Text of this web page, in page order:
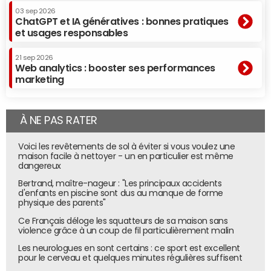
transactionnelles vérifiées, capacité à affiner la diffusion
sur des populations où la lifetime value est connue et
travaillée en amont, le
choix l'année prochaine, probablement actionnée par les
deux points évoqués précédemment. Il faut toutefois que
les parties prenantes réussissent à se mettre d'accord
d'homogénéisation et d'harmonisation de la lecture de la
Laurent Nicolas (Implict) : la fin du tout
data
03 sep 2026
ChatGPT et IA génératives : bonnes pratiques
et usages responsables
21 sep 2026
Web analytics : booster ses performances
marketing
À NE PAS RATER
Voici les revêtements de sol à éviter si vous voulez une
maison facile à nettoyer - un en particulier est même
dangereux
Bertrand, maître-nageur : "Les principaux accidents
d'enfants en piscine sont dus au manque de forme
physique des parents"
Ce Français déloge les squatteurs de sa maison sans
violence grâce à un coup de fil particulièrement malin
Les neurologues en sont certains : ce sport est excellent
pour le cerveau et quelques minutes régulières suffisent